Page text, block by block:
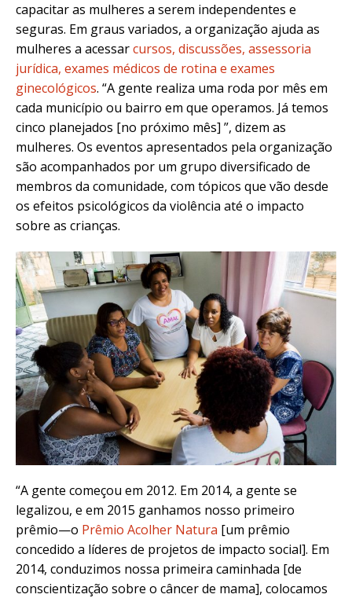
capacitar as mulheres a serem independentes e
seguras. Em graus variados, a organização ajuda as
mulheres a acessarcursos, discussões, assessoria
jurídica, exames médicos de rotina e exames
ginecológicos. “A gente realiza uma roda por mês em
cada município ou bairro em que operamos. Já temos
cinco planejados [no próximo mês] ”, dizem as
mulheres. Os eventos apresentados pela organização
são acompanhados por um grupo diversificado de
membros da comunidade, com tópicos que vão desde
os efeitos psicológicos da violência até o impacto
sobre as crianças.
“A gente começou em 2012. Em 2014, a gente se
legalizou, e em 2015 ganhamos nosso primeiro
prêmio—o Prêmio Acolher Natura [um prêmio
concedido a líderes de projetos de impacto social]. Em
2014, conduzimos nossa primeira caminhada [de
conscientização sobre o câncer de mama], colocamos